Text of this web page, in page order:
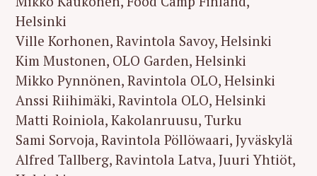
Helsinki
Ville Korhonen, Ravintola Savoy, Helsinki
Kim Mustonen, OLO Garden, Helsinki
Mikko Pynnönen, Ravintola OLO, Helsinki
Anssi Riihimäki, Ravintola OLO, Helsinki
Matti Roiniola, Kakolanruusu, Turku
Sami Sorvoja, Ravintola Pöllöwaari, Jyväskylä
Alfred Tallberg, Ravintola Latva, Juuri Yhtiöt,